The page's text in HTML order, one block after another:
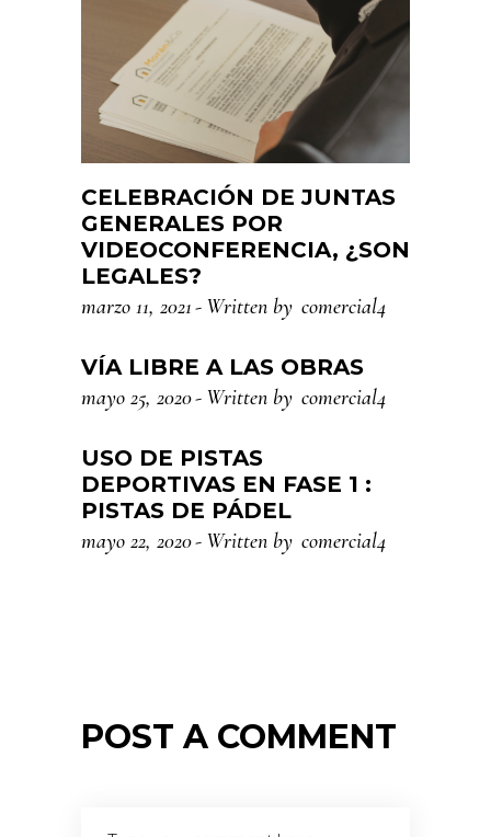
CELEBRACIÓN DE JUNTAS
GENERALES POR
VIDEOCONFERENCIA, ¿SON
LEGALES?
marzo 11, 2021
Written by comercial4
VÍA LIBRE A LAS OBRAS
mayo 25, 2020 Written by comercial4
USO DE PISTAS
DEPORTIVAS EN FASE 1 :
PISTAS DE PÁDEL
mayo 22, 2020 Written by comercial4
POST A COMMENT